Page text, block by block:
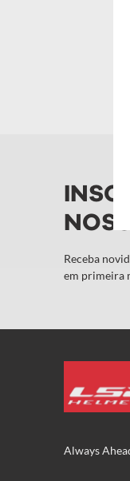
Receba
em primeira
Always